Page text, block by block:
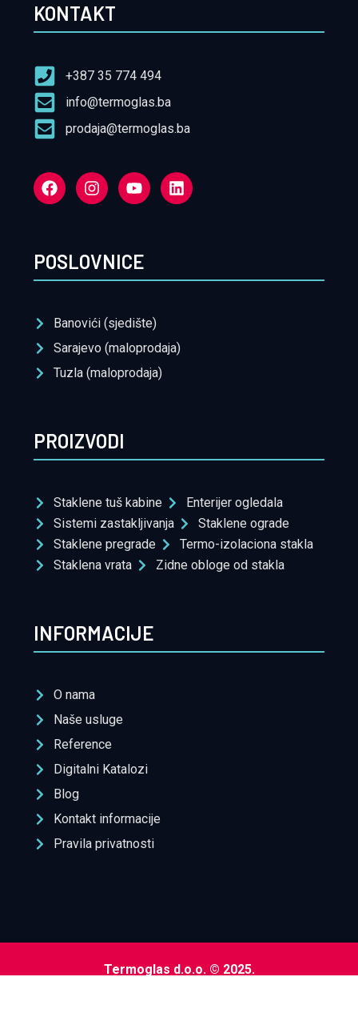
KONTAKT
+387 35 774 494
info@termoglas.ba
prodaja@termoglas.ba
POSLOVNICE
Banovići (sjedište)
Sarajevo (maloprodaja)
Tuzla (maloprodaja)
PROIZVODI
Staklene tuš kabine
Enterijer ogledala
Sistemi zastakljivanja
Staklene ograde
Staklene pregrade
Termo-izolaciona stakla
Staklena vrata
Zidne obloge od stakla
INFORMACIJE
O nama
Naše usluge
Reference
Digitalni Katalozi
Blog
Kontakt informacije
Pravila privatnosti
Termoglas d.o.o. © 2025.